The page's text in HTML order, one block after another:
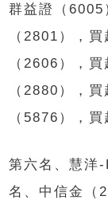
群益證（6005
（2801），
（2606），
（2880），
（5876），
第六名、慧洋
名、中信金（